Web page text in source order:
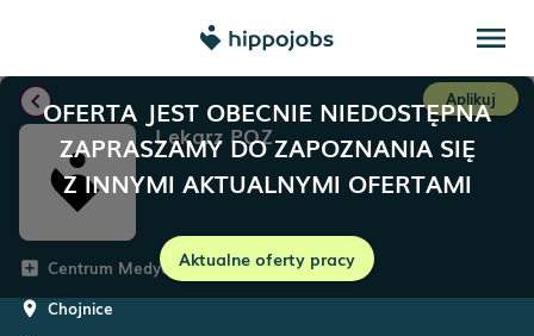
menu
OFERTA JEST OBECNIE NIEDOSTĘPNA
ZAPRASZAMY DO ZAPOZNANIA SIĘ
Z INNYMI AKTUALNYMI OFERTAMI
Aktualne oferty pracy
chevron_left Aplikuj
Lekarz POZ
add_box Centrum Medyczne GEMINI
room Chojnice